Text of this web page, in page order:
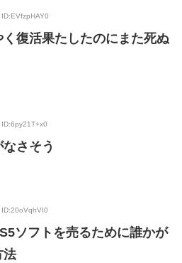
ID:EVfzpHAY0
復活果たしたのにまた死ぬ
ID:6py21T+x0
さそう
ID:20oVqhVI0
ソフトを売るために誰かが
法